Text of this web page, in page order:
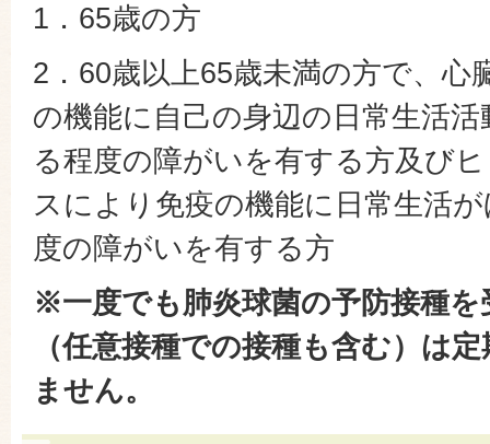
1．65歳の方
2．60歳以上65歳未満の方で、心
の機能に自己の身辺の日常生活
る程度の障がいを有する方及び
スにより免疫の機能に日常生活
度の障がいを有する方
※一度でも肺炎球菌の予防接種
（任意接種での接種も含む）は
ません。